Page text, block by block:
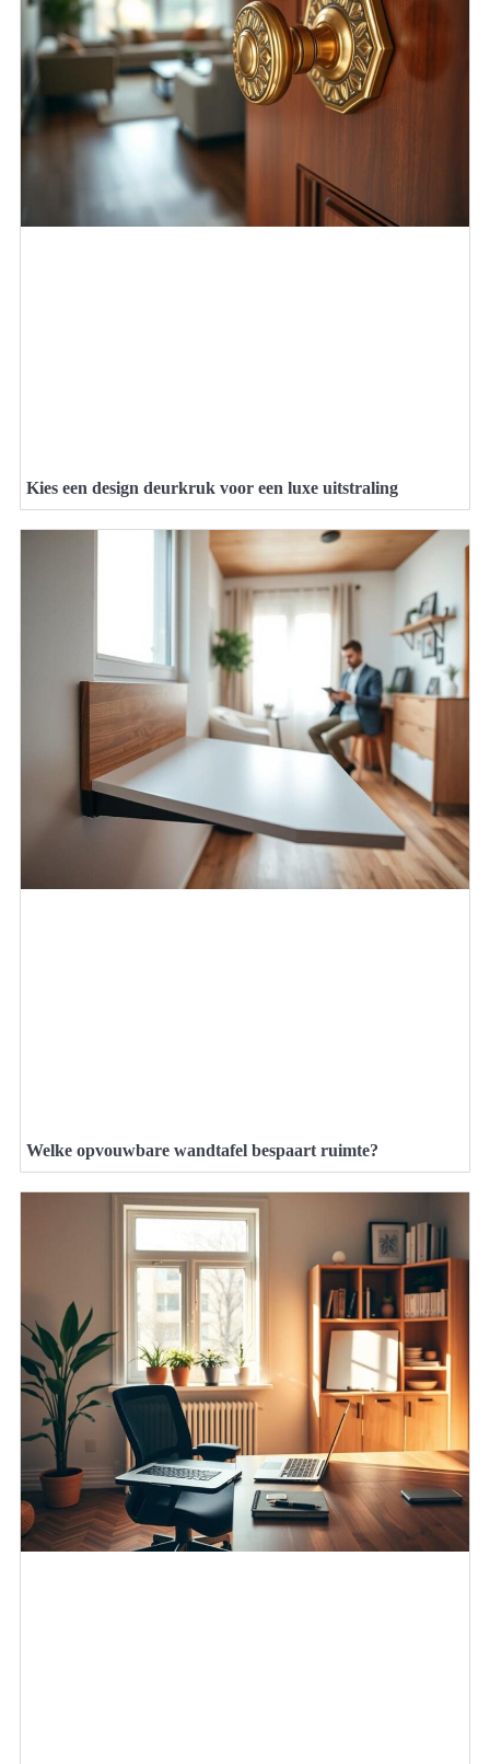
Kies een design deurkruk voor een luxe uitstraling
Welke opvouwbare wandtafel bespaart ruimte?